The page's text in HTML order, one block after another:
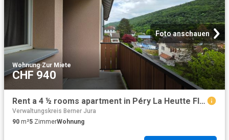
Foto anschauen
Wohnung·Zur Miete
CHF 940
Rent a 4 ½ rooms apartment in Péry La Heutte Flatfox
Verwaltungskreis Berner Jura
90 m²5 ZimmerWohnung